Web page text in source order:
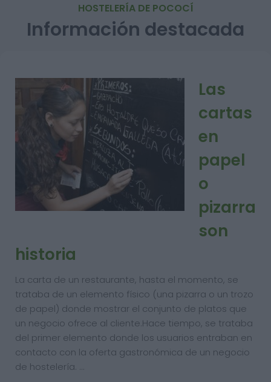
HOSTELERÍA DE POCOCÍ
Información destacada
Las
cartas
en
papel
o
pizarra
son
historia
La carta de un restaurante, hasta el momento, se
trataba de un elemento físico (una pizarra o un trozo
de papel) donde mostrar el conjunto de platos que
un negocio ofrece al cliente.Hace tiempo, se trataba
del primer elemento donde los usuarios entraban en
contacto con la oferta gastronómica de un negocio
de hostelería. …